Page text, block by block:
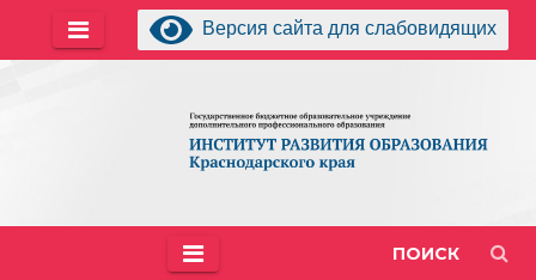
Версия сайта для слабовидящих
ПОИСК